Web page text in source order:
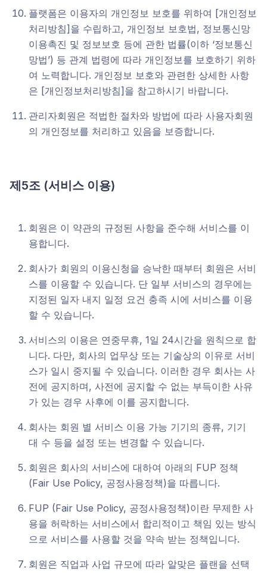
플랫폼은 이용자의 개인정보 보호를 위하여 [개인정보
처리방침]을 수립하고, 개인정보 보호법, 정보통신망
이용촉진 및 정보보호 등에 관한 법률(이하 ‘정보통신
망법’) 등 관계 법령에 따라 개인정보를 보호하기 위하
여 노력합니다. 개인정보 보호와 관련한 상세한 사항
은 [개인정보처리방침]을 참고하시기 바랍니다.
관리자회원은 적법한 절차와 방법에 따라 사용자회원
의 개인정보를 처리하고 있음을 보증합니다.
제5조 (서비스 이용)
회원은 이 약관의 규정된 사항을 준수해 서비스를 이
용합니다.
회사가 회원의 이용신청을 승낙한 때부터 회원은 서비
스를 이용할 수 있습니다. 단 일부 서비스의 경우에는
지정된 일자 내지 일정 요건 충족 시에 서비스를 이용
할 수 있습니다.
서비스의 이용은 연중무휴, 1일 24시간을 원칙으로 합
니다. 다만, 회사의 업무상 또는 기술상의 이유로 서비
스가 일시 중지될 수 있습니다. 이러한 경우 회사는 사
전에 공지하며, 사전에 공지할 수 없는 부득이한 사유
가 있는 경우 사후에 이를 공지합니다.
회사는 회원 별 서비스 이용 가능 기기의 종류, 기기
대 수 등을 설정 또는 변경할 수 있습니다.
회원은 회사의 서비스에 대하여 아래의 FUP 정책
(Fair Use Policy, 공정사용정책)을 따릅니다.
FUP (Fair Use Policy, 공정사용정책)이란 무제한 사
용을 허락하는 서비스에서 합리적이고 책임 있는 방식
으로 서비스를 사용할 것을 약속 받는 정책입니다.
회원은 직업과 사업 규모에 따라 알맞은 플랜을 선택